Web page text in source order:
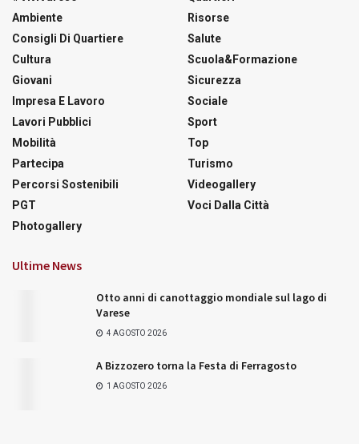
Ambiente
Consigli Di Quartiere
Cultura
Giovani
Impresa E Lavoro
Lavori Pubblici
Mobilità
Partecipa
Percorsi Sostenibili
PGT
Photogallery
Risorse
Salute
Scuola&Formazione
Sicurezza
Sociale
Sport
Top
Turismo
Videogallery
Voci Dalla Città
Ultime News
Otto anni di canottaggio mondiale sul lago di
Varese
4 AGOSTO 2026
A Bizzozero torna la Festa di Ferragosto
1 AGOSTO 2026